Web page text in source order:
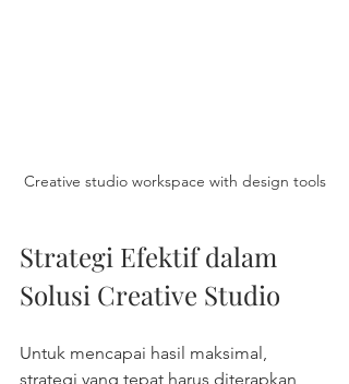
Creative studio workspace with design tools
Strategi Efektif dalam
Solusi Creative Studio
Untuk mencapai hasil maksimal,
strategi yang tepat harus diterapkan